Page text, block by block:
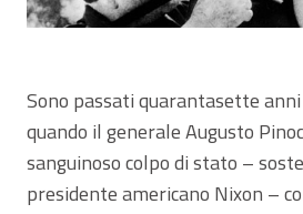
Sono passati quarantasette
quando il generale Augusto
sanguinoso colpo di stato –
presidente americano Nixon –